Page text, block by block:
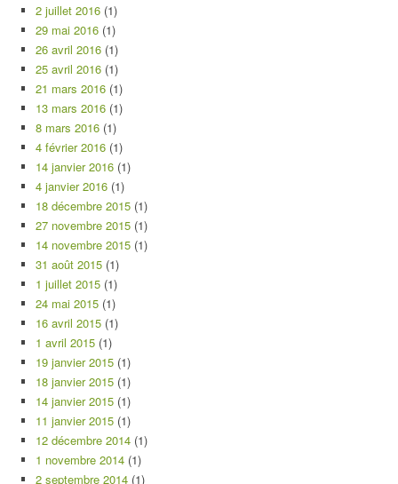
2 juillet 2016 (1)
29 mai 2016 (1)
26 avril 2016 (1)
25 avril 2016 (1)
21 mars 2016 (1)
13 mars 2016 (1)
8 mars 2016 (1)
4 février 2016 (1)
14 janvier 2016 (1)
4 janvier 2016 (1)
18 décembre 2015 (1)
27 novembre 2015 (1)
14 novembre 2015 (1)
31 août 2015 (1)
1 juillet 2015 (1)
24 mai 2015 (1)
16 avril 2015 (1)
1 avril 2015 (1)
19 janvier 2015 (1)
18 janvier 2015 (1)
14 janvier 2015 (1)
11 janvier 2015 (1)
12 décembre 2014 (1)
1 novembre 2014 (1)
2 septembre 2014 (1)